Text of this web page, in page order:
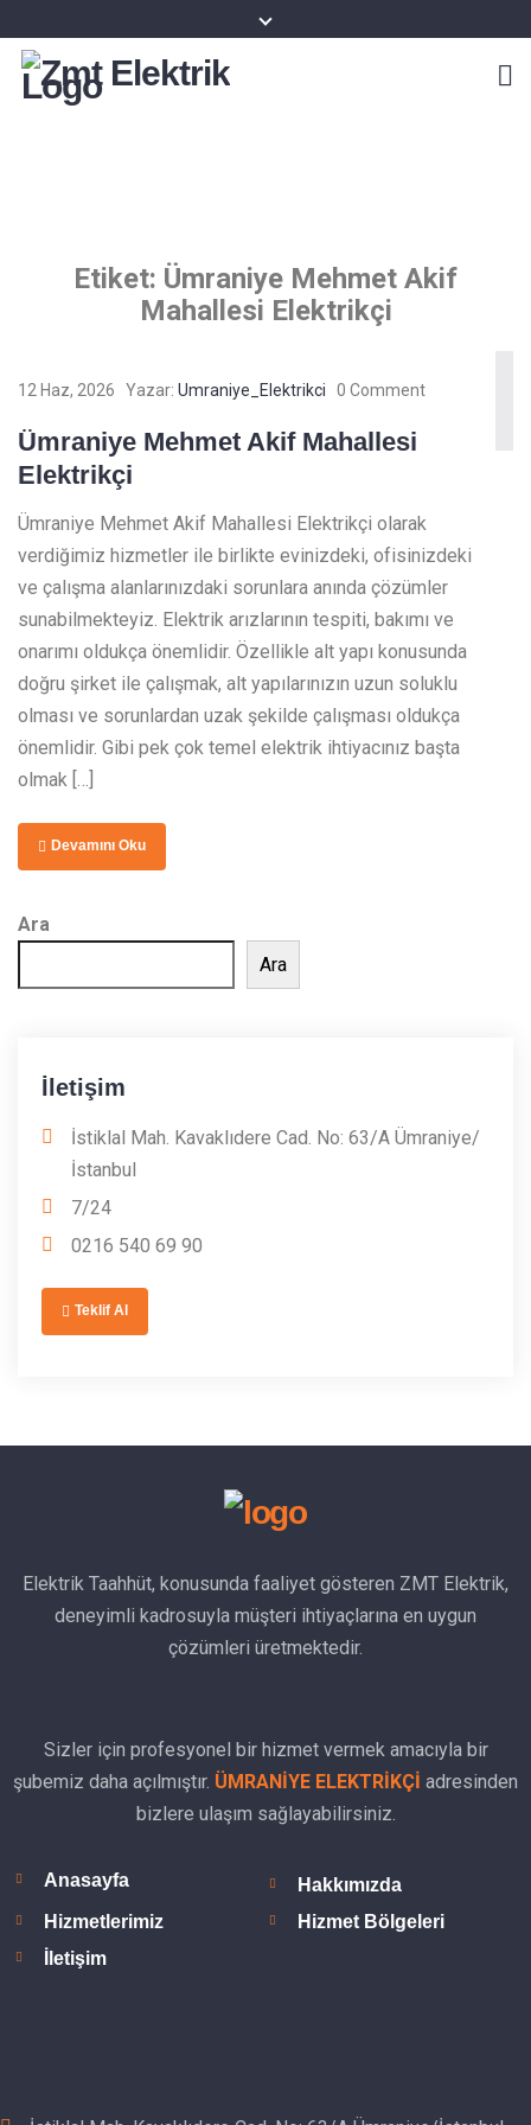
Zmt Elektrik
Etiket: Ümraniye Mehmet Akif
Mahallesi Elektrikçi
12 Haz, 2026 Yazar: Umraniye_Elektrikci 0 Comment
Ümraniye Mehmet Akif Mahallesi
Elektrikçi
Ümraniye Mehmet Akif Mahallesi Elektrikçi olarak
verdiğimiz hizmetler ile birlikte evinizdeki, ofisinizdeki
ve çalışma alanlarınızdaki sorunlara anında çözümler
sunabilmekteyiz. Elektrik arızlarının tespiti, bakımı ve
onarımı oldukça önemlidir. Özellikle alt yapı konusunda
doğru şirket ile çalışmak, alt yapılarınızın uzun soluklu
olması ve sorunlardan uzak şekilde çalışması oldukça
önemlidir. Gibi pek çok temel elektrik ihtiyacınız başta
olmak […]
Devamını Oku
Ara
Ara
İletişim
İstiklal Mah. Kavaklıdere Cad. No: 63/A Ümraniye/
İstanbul
7/24
0216 540 69 90
Teklif Al
Elektrik Taahhüt, konusunda faaliyet gösteren ZMT Elektrik,
deneyimli kadrosuyla müşteri ihtiyaçlarına en uygun
çözümleri üretmektedir.
Sizler için profesyonel bir hizmet vermek amacıyla bir
şubemiz daha açılmıştır. ÜMRANİYE ELEKTRİKÇİ adresinden
bizlere ulaşım sağlayabilirsiniz.
Anasayfa
Hakkımızda
Hizmetlerimiz
Hizmet Bölgeleri
İletişim